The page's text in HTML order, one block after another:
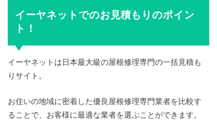
イーヤネットでのお見積もりのポイン
ト！
イーヤネットは日本最大級の屋根修理専門の一括見積も
りサイト。
お住いの地域に密着した優良屋根修理専門業者を比較す
ることで、お客様に最適な業者を選ぶことができます。